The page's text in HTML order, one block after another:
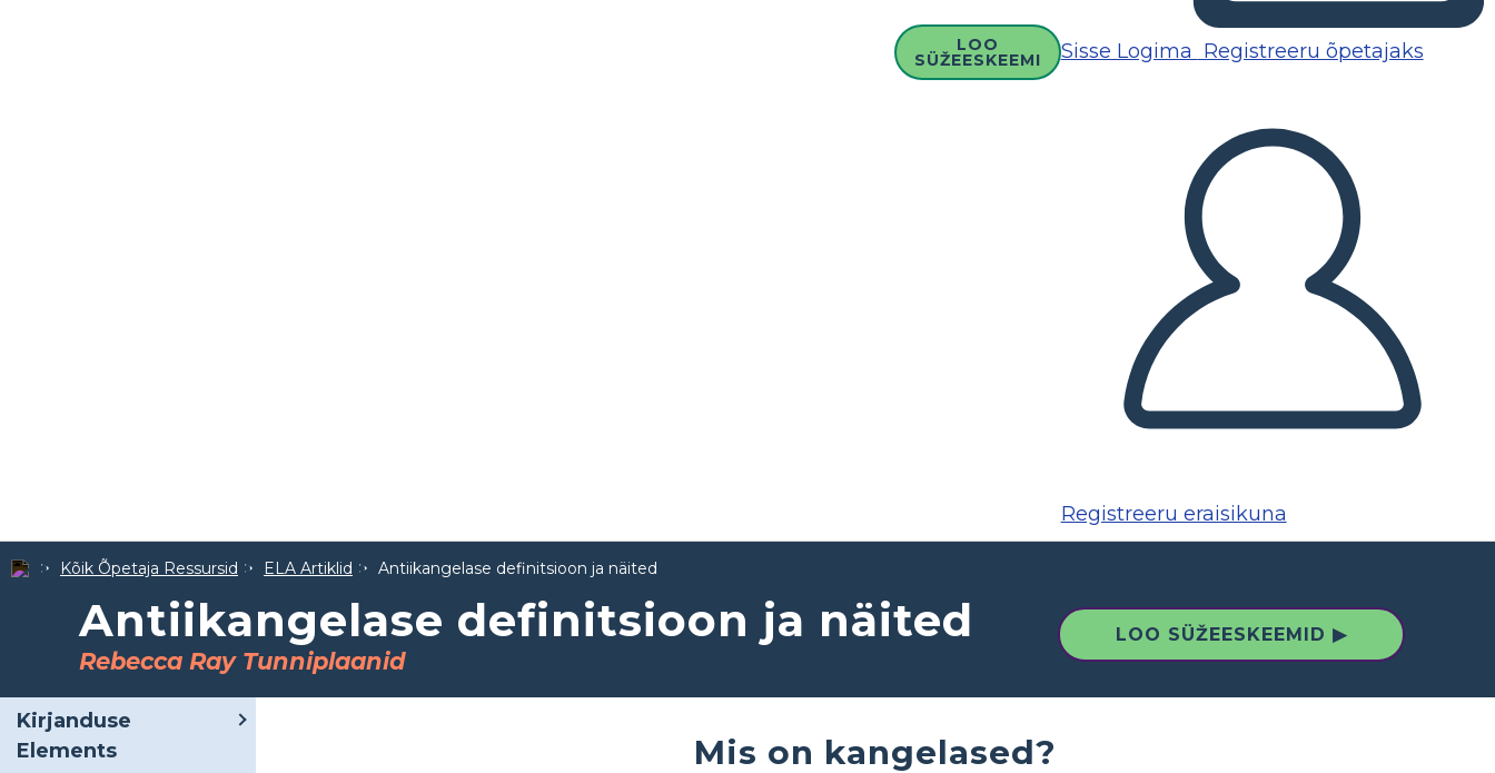
LOO
SÜŽEESKEEMI Sisse Logima Registreeru õpetajaks
Registreeru eraisikuna
Kõik Õpetaja Ressursid ELA Artiklid Antiikangelase definitsioon ja näited
Antiikangelase definitsioon ja näited
Rebecca Ray Tunniplaanid
LOO SÜŽEESKEEMID ▶
Kirjanduse
Elements
Mis on kangelased?